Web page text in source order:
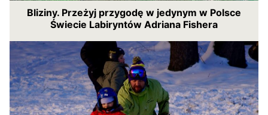
Bliziny. Przeżyj przygodę w jedynym w Polsce
Świecie Labiryntów Adriana Fishera